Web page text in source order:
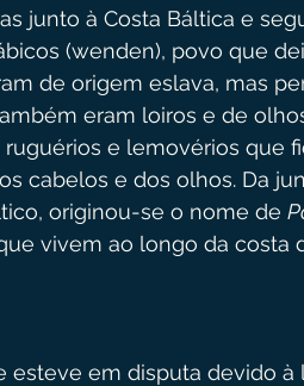
junto à Costa Báltica e
(wenden), povo que
de origem eslava, mas
eram loiros e de
e lemovérios que
cabelos e dos olhos. Da
originou-se o nome de
vivem ao longo da costa
esteve em disputa devido